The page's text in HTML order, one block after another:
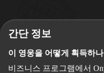
간단 정보
이 영웅을 어떻게 획득하
비즈니스 프로그램에서